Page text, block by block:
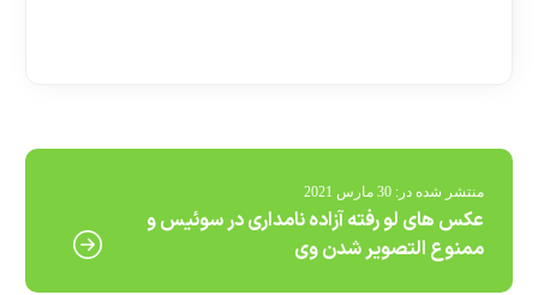
منتشر شده در: 30 مارس 2021
عکس های لو رفته آزاده نامداری در سوئیس و
ممنوع التصویر شدن وی